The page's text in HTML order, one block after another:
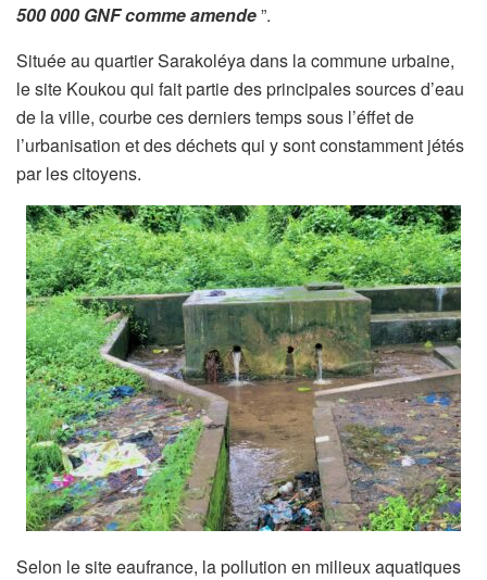
500 000 GNF comme amende”.
Située au quartier Sarakoléya dans la commune urbaine,
le site Koukou qui fait partie des principales sources d’eau
de la ville, courbe ces derniers temps sous l’éffet de
l’urbanisation et des déchets qui y sont constamment jétés
par les citoyens.
Selon le site eaufrance, la pollution en milieux aquatiques